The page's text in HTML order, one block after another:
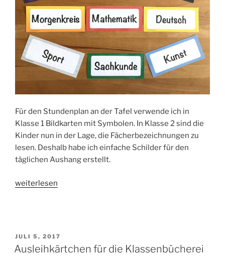
Für den Stundenplan an der Tafel verwende ich in
Klasse 1 Bildkarten mit Symbolen. In Klasse 2 sind die
Kinder nun in der Lage, die Fächerbezeichnungen zu
lesen. Deshalb habe ich einfache Schilder für den
täglichen Aushang erstellt.
„Schilder
weiterlesen
VERÖFFENTLICHT
AM
JULI 5, 2017
Ausleihkärtchen für die Klassenbücherei